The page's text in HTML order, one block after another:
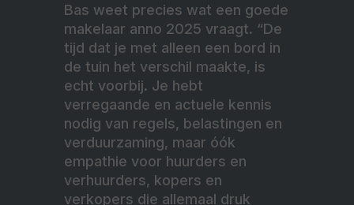
Bas weet precies wat een goede
makelaar anno 2025 vraagt. “De
tijd dat je met alleen een bord in
de tuin het verschil maakte, is
echt voorbij. Je hebt
verregaande en actuele kennis
nodig van regels, belastingen en
verduurzaming, maar óók
empathie voor huurders en
verhuurders, kopers en
verkopers die allemaal druk